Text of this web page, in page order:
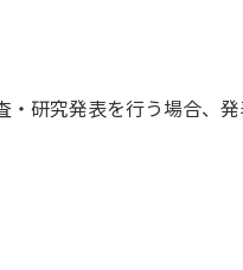
研究発表を行う場合、